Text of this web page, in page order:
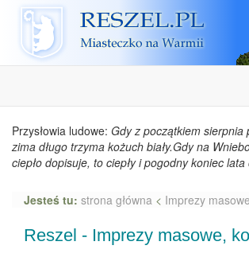
Reszel
Przysłowia ludowe: Gdy z początkiem sierpnia
zima długo trzyma kożuch biały.Gdy na
ciepło dopisuje, to ciepły i pogodny koniec
Jesteś tu: strona główna < Imprezy
Reszel - Imprezy masowe,